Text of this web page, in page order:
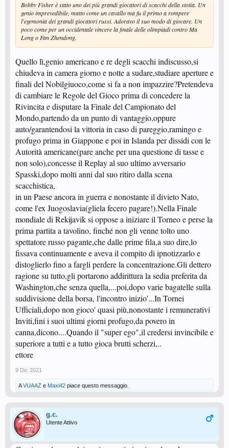
Bobby Fisher è stato uno dei più grandi giocatori di scacchi della stotia. Un
genio imprevedibile, matto come un cavallo ma fu il primo a rompere
l'egemonia dei grandi giocatori russi. Adoravo il suo modo di giocare. Un
poco come per un occidentale vincere la finale delle olimpiadi contro Ma
Long o Fan Zhendong.
Quello lì,genio americano e re degli scacchi indiscusso,si
chiudeva in camera giorno e notte a sudare,studiare aperture e
finali del Nobilgiuoco,come si fa a non impazzire?Pretendeva
di cambiare le Regole del Gioco prima di concedere la
Rivincita e disputare la Finale del Campionato del
Mondo,partendo da un punto di vantaggio,oppure
auto/garantendosi la vittoria in caso di pareggio,ramingo e
profugo prima in Giappone e poi in Islanda per dissidi con le
Autorità americane(pare anche per una questione di tasse e
non solo),concesse il Replay al suo ultimo avversario
Spasski,dopo molti anni dal suo ritiro dalla scena
scacchistica,
in un Paese ancora in guerra e nonostante il divieto Nato,
come l'ex Juogoslavia(gliela fecero pagare!).Nella Finale
mondiale di Rekijavik si oppose a iniziare il Torneo e perse la
prima partita a tavolino, finché non gli venne tolto uno
spettatore russo pagante,che dalle prime fila,a suo dire,lo
fissava continuamente e aveva il compito di ipnotizzarlo e
distoglierlo fino a fargli perdere la concentrazione.Gli dettero
ragione su tutto,gli portarono addirittura la sedia preferita da
Washington,che senza quella,...poi,dopo varie bagatelle sulla
suddivisione della borsa, l'incontro inizio'...In Tornei
Ufficiali,dopo non gioco' quasi più,nonostante i remunerativi
Inviti,fini i suoi ultimi giorni profugo,da povero in
canna,dicono....Quando il "super ego",il credersi invincibile e
superiore a tutti e a tutto gioca brutti scherzi,..
ettore
9 Dic 2021
AVUAAZ e Maxi42 piace questo messaggio.
g.c.
Utente Attivo